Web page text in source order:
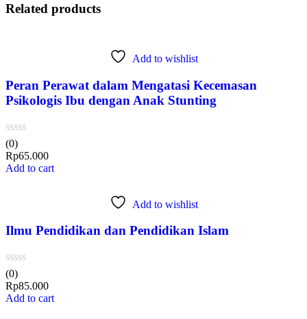
Related products
Add to wishlist
Peran Perawat dalam Mengatasi Kecemasan
Psikologis Ibu dengan Anak Stunting
(0)
Rp65.000
Add to cart
Add to wishlist
Ilmu Pendidikan dan Pendidikan Islam
(0)
Rp85.000
Add to cart